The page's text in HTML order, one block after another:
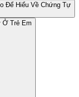
Để Hiểu Về Chứng Tự
Ở Trẻ Em